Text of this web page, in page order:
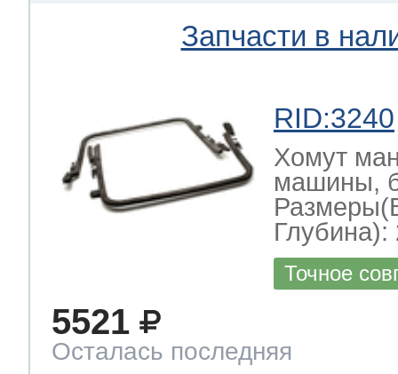
Запчасти в
RID:3240
Хомут
машины,
Глубина):
Точное
5521
Осталась последняя